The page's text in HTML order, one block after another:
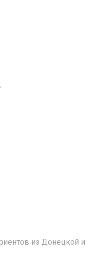
из Донецкой и